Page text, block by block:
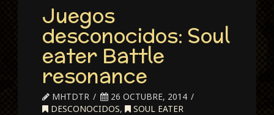
Juegos
desconocidos: Soul
eater Battle
resonance
MHTDTR
26 OCTUBRE, 2014
DESCONOCIDOS, SOUL EATER